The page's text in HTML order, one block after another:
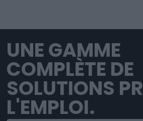
UNE GAMME
COMPLÈTE DE
SOLUTIONS
L'EMPLOI.